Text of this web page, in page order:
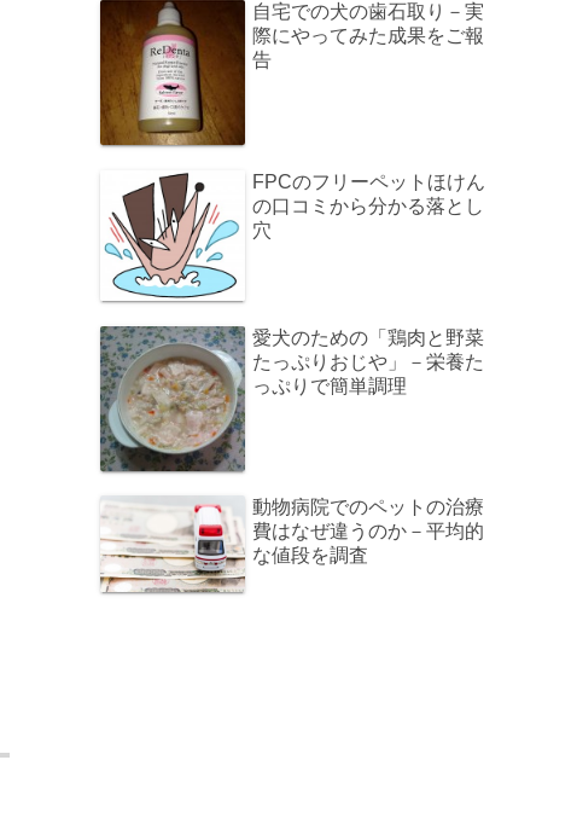
自宅での犬の歯石取り－実
際にやってみた成果をご報
告
FPCのフリーペットほけん
の口コミから分かる落とし
穴
愛犬のための「鶏肉と野菜
たっぷりおじや」－栄養た
っぷりで簡単調理
動物病院でのペットの治療
費はなぜ違うのか－平均的
な値段を調査